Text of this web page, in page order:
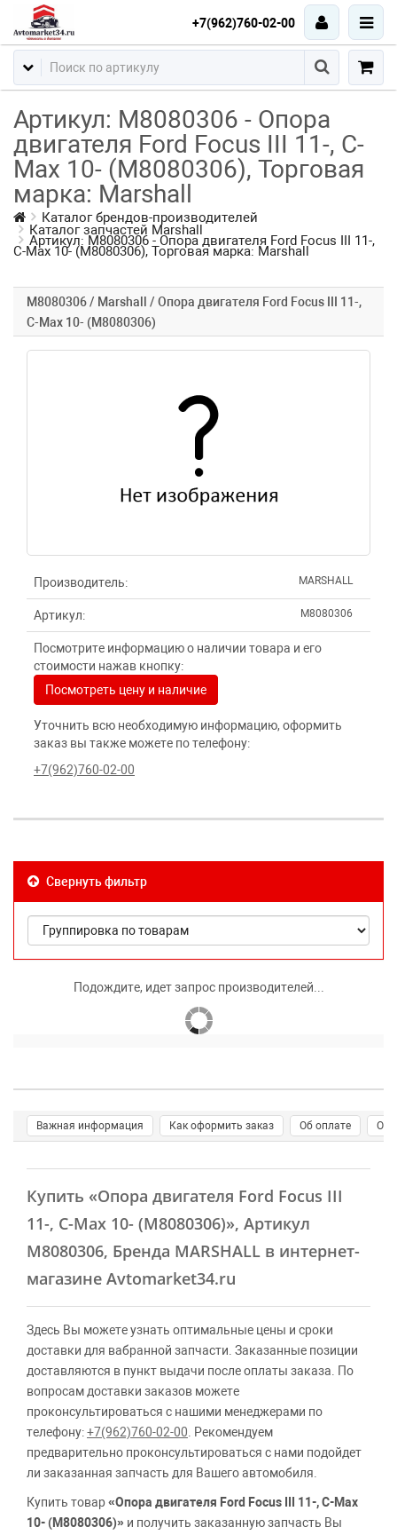
+7(962)760-02-00
Артикул: M8080306 - Опора
двигателя Ford Focus III 11-, C-
Max 10- (M8080306), Торговая
марка: Marshall
Каталог брендов-производителей
Каталог запчастей Marshall
Артикул: M8080306 - Опора двигателя Ford Focus III 11-,
C-Max 10- (M8080306), Торговая марка: Marshall
M8080306 / Marshall / Опора двигателя Ford Focus III 11-,
C-Max 10- (M8080306)
Производитель: MARSHALL
Артикул: M8080306
Посмотрите информацию о наличии товара и его
стоимости нажав кнопку:
Посмотреть цену и наличие
Уточнить всю необходимую информацию, оформить
заказ вы также можете по телефону:
+7(962)760-02-00
Свернуть фильтр
Подождите, идет запрос производителей...
Важная информация Как оформить заказ Об оплате О
Купить «Опора двигателя Ford Focus III
11-, C-Max 10- (M8080306)», Артикул
M8080306, Бренда MARSHALL в интернет-
магазине Avtomarket34.ru
Здесь Вы можете узнать оптимальные цены и сроки
доставки для вабранной запчасти. Заказанные позиции
доставляются в пункт выдачи после оплаты заказа. По
вопросам доставки заказов можете
проконсультироваться с нашими менеджерами по
телефону:+7(962)760-02-00 . Рекомендуем
предварительно проконсультироваться с нами подойдет
ли заказанная запчасть для Вашего автомобиля.
Купить товар«Опора двигателя Ford Focus III 11-, C-Max
10- (M8080306)» и получить заказанную запчасть Вы